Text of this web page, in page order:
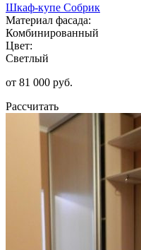
Шкаф-купе Собрик
Материал фасада:
Комбинированный
Цвет:
Светлый
от 81 000 руб.
Рассчитать